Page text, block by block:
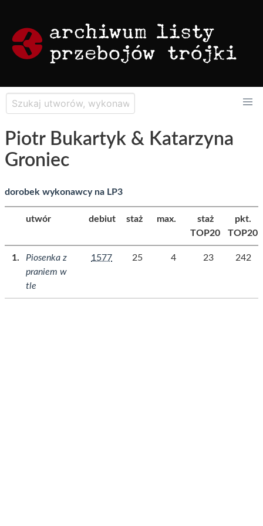
Piotr Bukartyk & Katarzyna
Groniec
dorobek wykonawcy na LP3
utwór debiut staż max.
staż
TOP20
pkt.
TOP20
Piosenka z
praniem w
tle
1577 25 4 23 242